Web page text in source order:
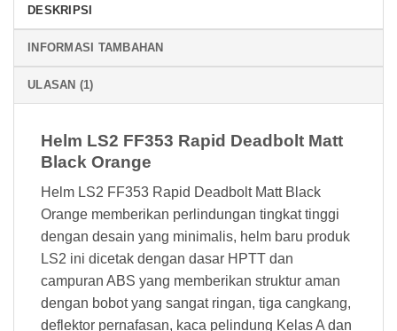
DESKRIPSI
INFORMASI TAMBAHAN
ULASAN (1)
Helm LS2 FF353 Rapid Deadbolt Matt
Black Orange
Helm LS2 FF353 Rapid Deadbolt Matt Black
Orange memberikan perlindungan tingkat tinggi
dengan desain yang minimalis, helm baru produk
LS2 ini dicetak dengan dasar HPTT dan
campuran ABS yang memberikan struktur aman
dengan bobot yang sangat ringan, tiga cangkang,
deflektor pernafasan, kaca pelindung Kelas A dan